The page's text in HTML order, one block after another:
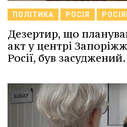
ПОЛІТИКА РОСІЯ
Дезертир, що
акт у центрі
Росії, був засуджений.